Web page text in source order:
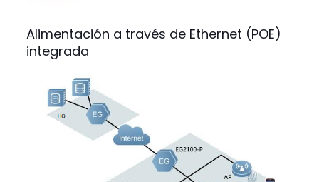
Alimentación a través de Ethernet (POE)
integrada